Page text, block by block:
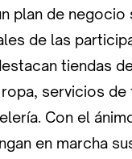
plan de negocio
de las
tiendas
servicios de
Con el
en marcha